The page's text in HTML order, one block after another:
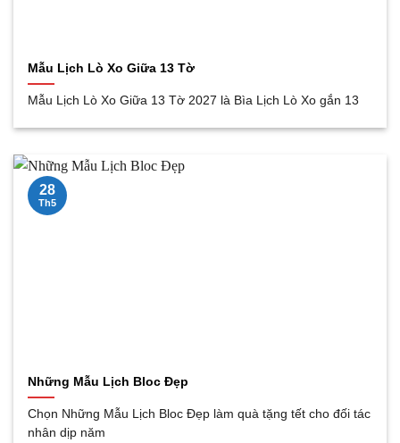
Mẫu Lịch Lò Xo Giữa 13 Tờ
Mẫu Lịch Lò Xo Giữa 13 Tờ 2027 là Bìa Lịch Lò Xo gắn 13
Những Mẫu Lịch Bloc Đẹp
Chọn Những Mẫu Lịch Bloc Đẹp làm quà tặng tết cho đối tác
nhân dịp năm
28
Th5